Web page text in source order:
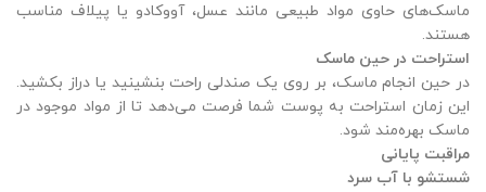
ماسک‌های حاوی مواد طبیعی مانند عسل، آووکادو یا پیلاف مناسب
هستند.
استراحت در حین ماسک
در حین انجام ماسک، بر روی یک صندلی راحت بنشینید یا دراز بکشید.
این زمان استراحت به پوست شما فرصت می‌دهد تا از مواد موجود در
ماسک بهره‌مند شود.
مراقبت پایانی
شستشو با آب سرد